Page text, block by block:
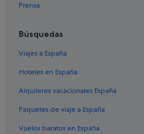
Prensa
Búsquedas
Viajes a España
Hoteles en España
Alquileres vacacionales España
Paquetes de viaje a España
Vuelos baratos en España